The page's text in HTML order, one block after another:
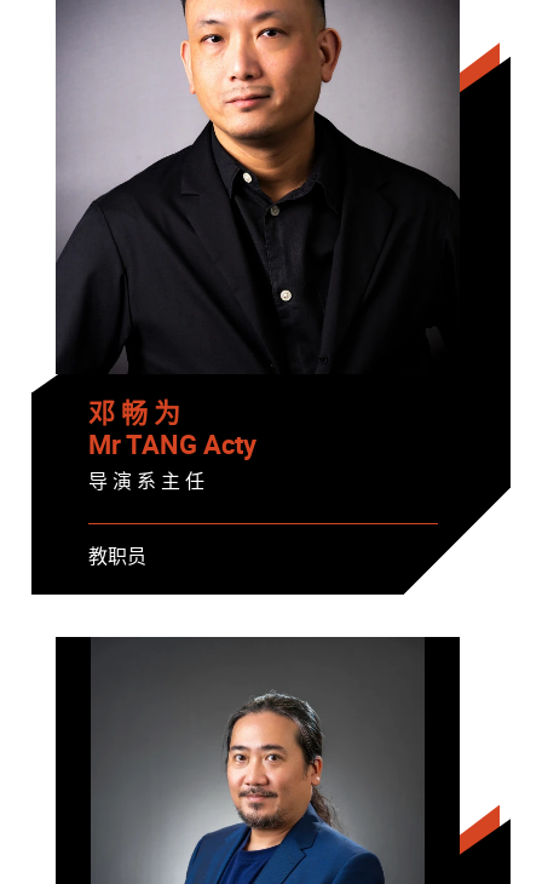
邓 畅 为
Mr TANG Acty
导 演 系 主 任
教职员